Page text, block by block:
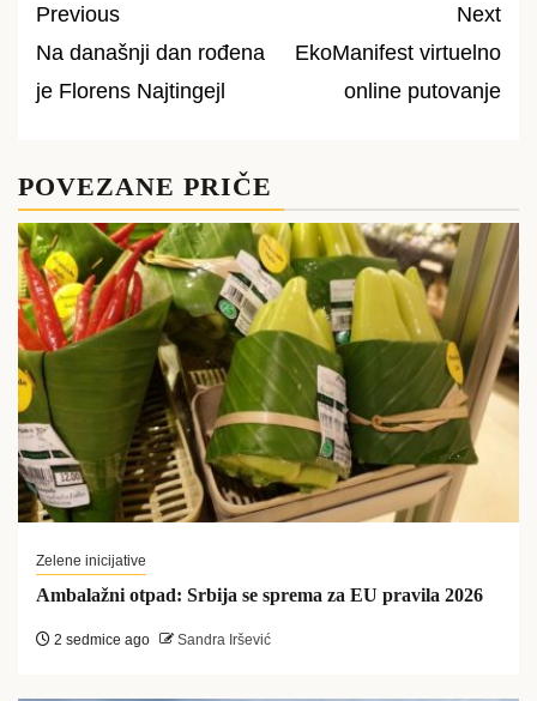
Post
navigation
Previous
Na današnji dan rođena
je Florens Najtingejl
Next
EkoManifest virtuelno
online putovanje
POVEZANE PRIČE
Zelene inicijative
Ambalažni otpad: Srbija se sprema za EU pravila 2026
2 sedmice ago Sandra Iršević